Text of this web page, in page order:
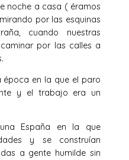
noche a casa ( éramos
por las esquinas
cuando nuestras
por las calles a
época en la que el paro
y el trabajo era un
España en la que
y se construían
a gente humilde sin